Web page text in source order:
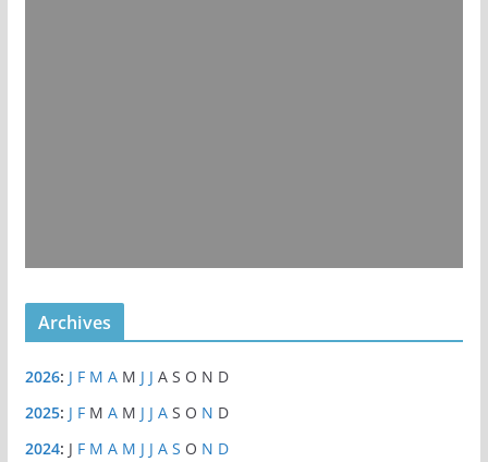
Archives
2026: J F M A M J J A S O N D
2025: J F M A M J J A S O N D
2024: J F M A M J J A S O N D